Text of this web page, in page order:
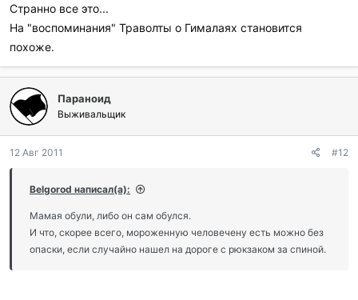
Странно все это...
На "воспоминания" Траволты о Гималаях становится
похоже.
Параноид
Выживальщик
12 Авг 2011 #12
Belgorod написал(а):
Мамая обули, либо он сам обулся.
И что, скорее всего, мороженную человечену есть можно без
опаски, если случайно нашел на дороге с рюкзаком за спиной.